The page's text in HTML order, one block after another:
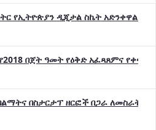
የኢትዮጵያን ዲጂታል ስኬት አድንቀዋል
በጀት ዓመት የዕቅድ አፈጻጸምና
በስታርታፕ ዘርፎች በጋራ ለመስራት